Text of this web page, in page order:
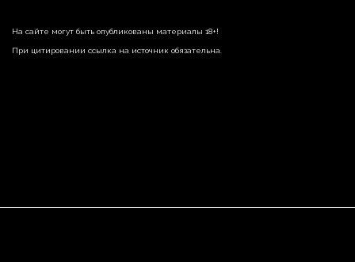
На сайте могут быть опубликованы материалы 18+!
При цитировании ссылка на источник обязательна.